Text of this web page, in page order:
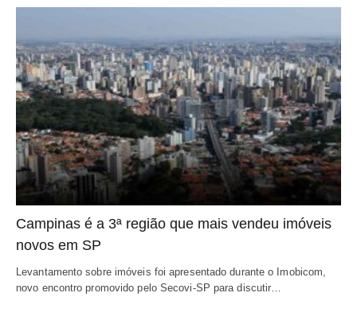
Campinas é a 3ª região que mais vendeu imóveis
novos em SP
Levantamento sobre imóveis foi apresentado durante o Imobicom,
novo encontro promovido pelo Secovi-SP para discutir…